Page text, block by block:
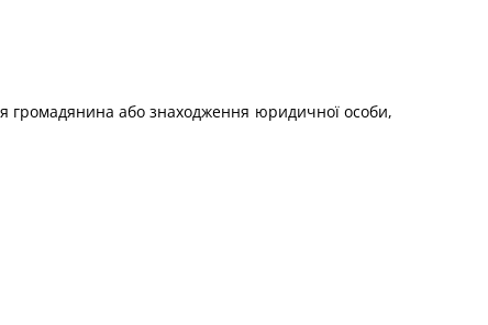
громадянина або знаходження юридичної особи,